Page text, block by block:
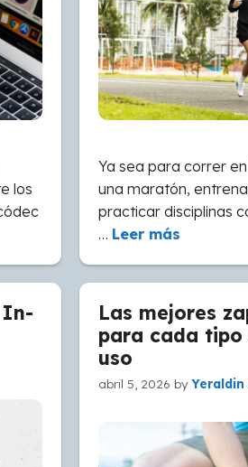
los
Ya sea para correr
una maratón,
practicar disciplinas
… Leer más
In-
Las mejores
para cada
uso
abril 5, 2026 by